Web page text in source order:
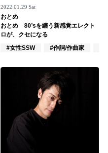
#ポップス
2022.01.29 Sat
おとめ
おとめ 80’sを纏う新感覚エレクト
ロが、クセになる
#女性SSW
#作詞/作曲家